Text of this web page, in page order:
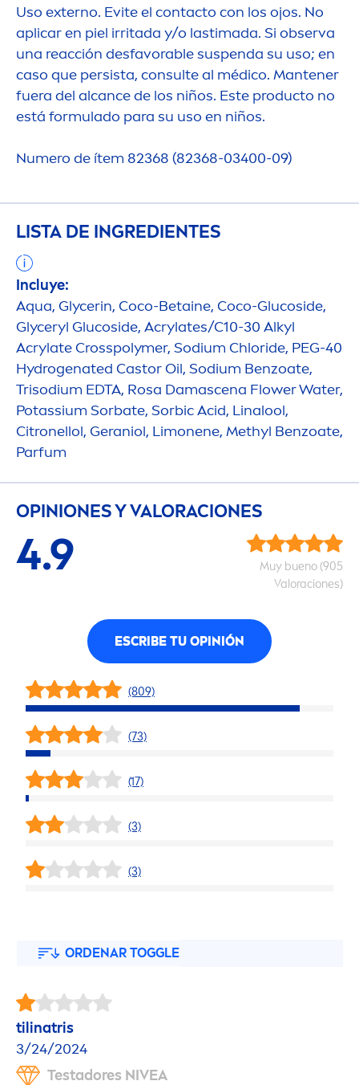
Uso externo. Evite el contacto con los ojos. No
aplicar en piel irritada y/o lastimada. Si observa
una reacción desfavorable suspenda su uso; en
caso que persista, consulte al médico. Mantener
fuera del alcance de los niños. Este producto no
está formulado para su uso en niños.
Numero de ítem 82368 (82368-03400-09)
LISTA DE INGREDIENTES
Incluye:
Aqua, Glycerin, Coco-Betaine, Coco-Glucoside,
Glyceryl Glucoside, Acrylates/C10-30 Alkyl
Acrylate Crosspolymer, Sodium Chloride, PEG-40
Hydrogenated Castor Oil, Sodium Benzoate,
Trisodium EDTA, Rosa Damascena Flower Water,
Potassium Sorbate, Sorbic Acid, Linalool,
Citronellol, Geraniol, Limonene, Methyl Benzoate,
Parfum
OPINIONES Y VALORACIONES
4.9
Muy bueno (905
Valoraciones)
ESCRIBE TU OPINIÓN
(809)
(73)
(17)
(3)
(3)
ORDENAR TOGGLE
tilinatris
3/24/2024
Testadores NIVEA